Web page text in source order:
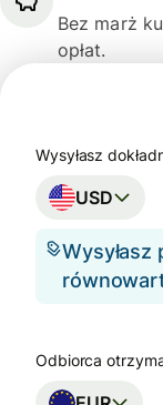
Bez marż
opłat.
Wysyłasz
USD
Wysyłasz
Odbiorca